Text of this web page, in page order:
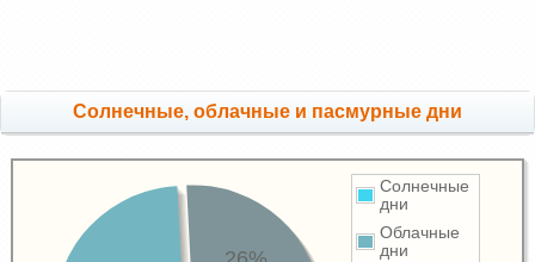
Cолнечные, облачные и пасмурные дни
Солнечные
дни
Облачные
дни